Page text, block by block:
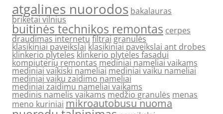
atgalines nuorodos bakalauras
briketai vilnius
buitinės technikos remontas cerpes
draudimas internetufiltraigranulės
klasikiniai paveikslai klasikiniai paveikslai ant drobes
klinkerio plyteles klinkerio plyteles fasadui
kompiuterių remontas mediniai nameliai vaikams
mediniai vaikiski nameliai mediniai vaiku nameliai
mediniai vaiku zaidimo nameliai
mediniai zaidimu nameliai vaikams
medinis namelis vaikams medžio granulės menas
meno kuriniai mikroautobusu nuoma